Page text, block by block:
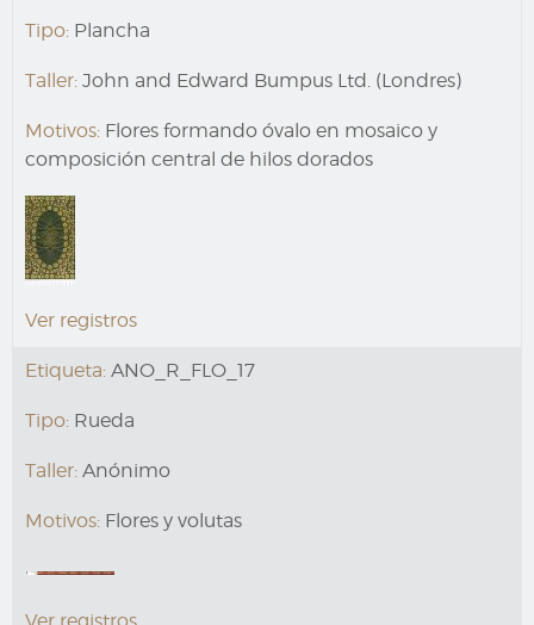
Tipo: Plancha
Taller: John and Edward Bumpus Ltd. (Londres)
Motivos: Flores formando óvalo en mosaico y
composición central de hilos dorados
Ver registros
Etiqueta: ANO_R_FLO_17
Tipo: Rueda
Taller: Anónimo
Motivos: Flores y volutas